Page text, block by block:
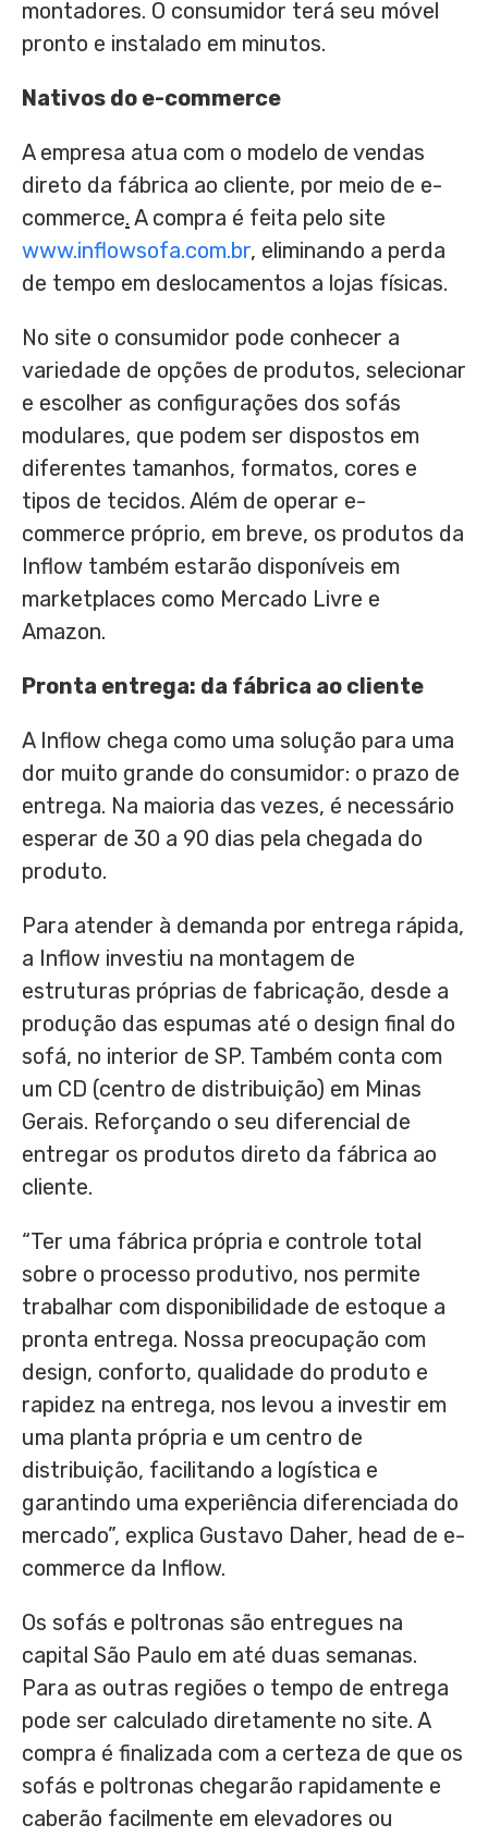
montadores. O consumidor terá seu móvel
pronto e instalado em minutos.
Nativos do e-commerce
A empresa atua com o modelo de vendas
direto da fábrica ao cliente, por meio de e-
commerce. A compra é feita pelo site
www.inflowsofa.com.br, eliminando a perda
de tempo em deslocamentos a lojas físicas.
No site o consumidor pode conhecer a
variedade de opções de produtos, selecionar
e escolher as configurações dos sofás
modulares, que podem ser dispostos em
diferentes tamanhos, formatos, cores e
tipos de tecidos. Além de operar e-
commerce próprio, em breve, os produtos da
Inflow também estarão disponíveis em
marketplaces como Mercado Livre e
Amazon.
Pronta entrega: da fábrica ao cliente
A Inflow chega como uma solução para uma
dor muito grande do consumidor: o prazo de
entrega. Na maioria das vezes, é necessário
esperar de 30 a 90 dias pela chegada do
produto.
Para atender à demanda por entrega rápida,
a Inflow investiu na montagem de
estruturas próprias de fabricação, desde a
produção das espumas até o design final do
sofá, no interior de SP. Também conta com
um CD (centro de distribuição) em Minas
Gerais. Reforçando o seu diferencial de
entregar os produtos direto da fábrica ao
cliente.
“Ter uma fábrica própria e controle total
sobre o processo produtivo, nos permite
trabalhar com disponibilidade de estoque a
pronta entrega. Nossa preocupação com
design, conforto, qualidade do produto e
rapidez na entrega, nos levou a investir em
uma planta própria e um centro de
distribuição, facilitando a logística e
garantindo uma experiência diferenciada do
mercado”, explica Gustavo Daher, head de e-
commerce da Inflow.
Os sofás e poltronas são entregues na
capital São Paulo em até duas semanas.
Para as outras regiões o tempo de entrega
pode ser calculado diretamente no site. A
compra é finalizada com a certeza de que os
sofás e poltronas chegarão rapidamente e
caberão facilmente em elevadores ou